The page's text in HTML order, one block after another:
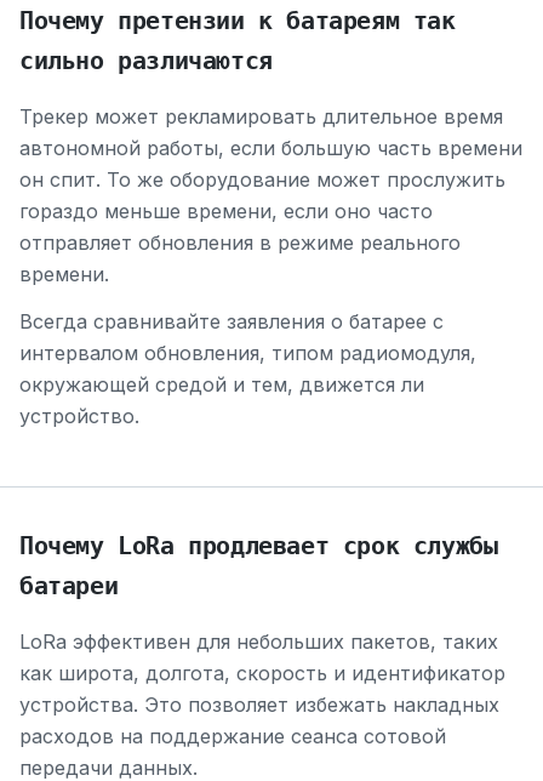
Почему претензии к батареям так
сильно различаются
Трекер может рекламировать длительное время
автономной работы, если большую часть времени
он спит. То же оборудование может прослужить
гораздо меньше времени, если оно часто
отправляет обновления в режиме реального
времени.
Всегда сравнивайте заявления о батарее с
интервалом обновления, типом радиомодуля,
окружающей средой и тем, движется ли
устройство.
Почему LoRa продлевает срок службы
батареи
LoRa эффективен для небольших пакетов, таких
как широта, долгота, скорость и идентификатор
устройства. Это позволяет избежать накладных
расходов на поддержание сеанса сотовой
передачи данных.